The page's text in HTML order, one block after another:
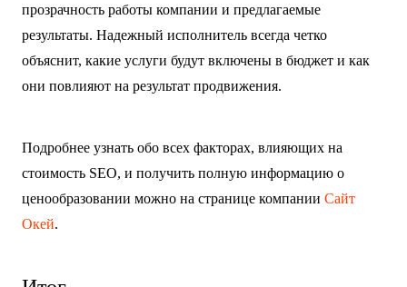
прозрачность работы компании и предлагаемые
результаты. Надежный исполнитель всегда четко
объяснит, какие услуги будут включены в бюджет и как
они повлияют на результат продвижения.
Подробнее узнать обо всех факторах, влияющих на
стоимость SEO, и получить полную информацию о
ценообразовании можно на странице компании Сайт
Окей.